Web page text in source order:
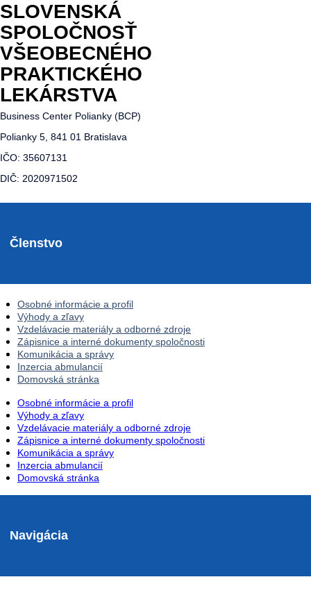
SLOVENSKÁ
SPOLOČNOSŤ
VŠEOBECNÉHO
PRAKTICKÉHO
LEKÁRSTVA
Business Center Polianky (BCP)
Polianky 5, 841 01 Bratislava
IČO: 35607131
DIČ: 2020971502
Členstvo
Osobné informácie a profil
Výhody a zľavy
Vzdelávacie materiály a odborné zdroje
Zápisnice a interné dokumenty spoločnosti
Komunikácia a správy
Inzercia abmulancií
Domovská stránka
Osobné informácie a profil
Výhody a zľavy
Vzdelávacie materiály a odborné zdroje
Zápisnice a interné dokumenty spoločnosti
Komunikácia a správy
Inzercia abmulancií
Domovská stránka
Navigácia